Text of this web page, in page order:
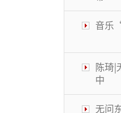
音乐
陈琦|
中
无问